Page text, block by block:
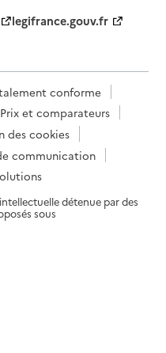
legifrance.gouv.fr
conforme
Prix et comparateurs
des cookies
communication
détenue par des
sous